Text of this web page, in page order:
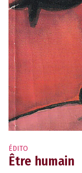
ÉDITO
Être humain